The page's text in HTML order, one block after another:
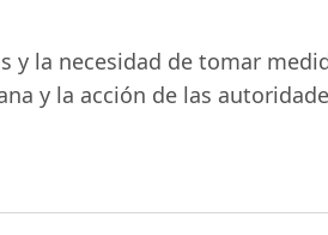
la necesidad de tomar
y la acción de las